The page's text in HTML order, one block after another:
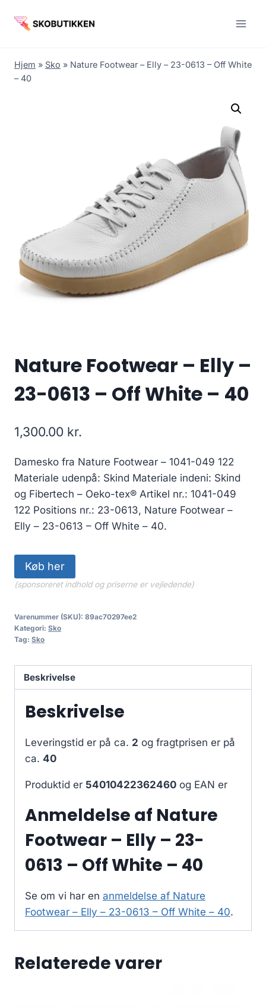
Hjem » Sko » Nature Footwear – Elly – 23-0613 – Off White
– 40
Nature Footwear – Elly –
23-0613 – Off White – 40
1,300.00 kr.
Damesko fra Nature Footwear – 1041-049 122
Materiale udenpå: Skind Materiale indeni: Skind
og Fibertech – Oeko-tex® Artikel nr.: 1041-049
122 Positions nr.: 23-0613, Nature Footwear –
Elly – 23-0613 – Off White – 40.
Køb her
(sponsoreret indhold og priserne er vejledende)
Varenummer (SKU): 89ac70297ee2
Kategori: Sko
Tag: Sko
Beskrivelse
Beskrivelse
Leveringstid er på ca. 2 og fragtprisen er på
ca. 40
Produktid er 54010422362460 og EAN er
Anmeldelse af Nature
Footwear – Elly – 23-
0613 – Off White – 40
Se om vi har en anmeldelse af Nature
Footwear – Elly – 23-0613 – Off White – 40.
Relaterede varer